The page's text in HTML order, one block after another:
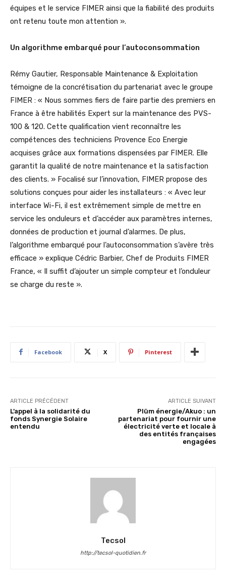
équipes et le service FIMER ainsi que la fiabilité des produits
ont retenu toute mon attention ».
Un algorithme embarqué pour l’autoconsommation
Rémy Gautier, Responsable Maintenance & Exploitation
témoigne de la concrétisation du partenariat avec le groupe
FIMER : « Nous sommes fiers de faire partie des premiers en
France à être habilités Expert sur la maintenance des PVS-
100 & 120. Cette qualification vient reconnaître les
compétences des techniciens Provence Eco Energie
acquises grâce aux formations dispensées par FIMER. Elle
garantit la qualité de notre maintenance et la satisfaction
des clients. » Focalisé sur l’innovation, FIMER propose des
solutions conçues pour aider les installateurs : « Avec leur
interface Wi-Fi, il est extrêmement simple de mettre en
service les onduleurs et d’accéder aux paramètres internes,
données de production et journal d’alarmes. De plus,
l’algorithme embarqué pour l’autoconsommation s’avère très
efficace » explique Cédric Barbier, Chef de Produits FIMER
France, « Il suffit d’ajouter un simple compteur et l’onduleur
se charge du reste ».
Facebook X Pinterest
ARTICLE PRÉCÉDENT
L’appel à la solidarité du
fonds Synergie Solaire
entendu
ARTICLE SUIVANT
Plüm énergie/Akuo : un
partenariat pour fournir une
électricité verte et locale à
des entités françaises
engagées
Tecsol
http://tecsol-quotidien.fr